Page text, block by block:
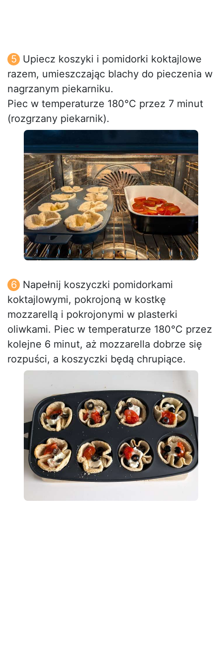
Upiecz koszyki i pomidorki koktajlowe
razem, umieszczając blachy do pieczenia w
nagrzanym piekarniku.
Piec w temperaturze 180°C przez 7 minut
(rozgrzany piekarnik).
Napełnij koszyczki pomidorkami
koktajlowymi, pokrojoną w kostkę
mozzarellą i pokrojonymi w plasterki
oliwkami. Piec w temperaturze 180°C przez
kolejne 6 minut, aż mozzarella dobrze się
rozpuści, a koszyczki będą chrupiące.